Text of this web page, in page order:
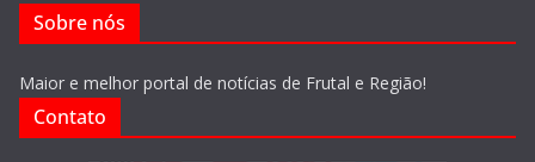
Sobre nós
Maior e melhor portal de notícias de Frutal e Região!
Contato